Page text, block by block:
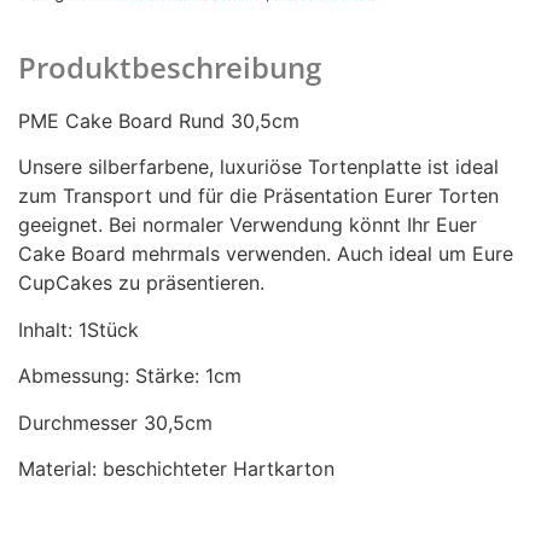
Produktbeschreibung
PME Cake Board Rund 30,5cm
Unsere silberfarbene, luxuriöse Tortenplatte ist ideal
zum Transport und für die Präsentation Eurer Torten
geeignet. Bei normaler Verwendung könnt Ihr Euer
Cake Board mehrmals verwenden. Auch ideal um Eure
CupCakes zu präsentieren.
Inhalt: 1Stück
Abmessung: Stärke: 1cm
Durchmesser 30,5cm
Material: beschichteter Hartkarton